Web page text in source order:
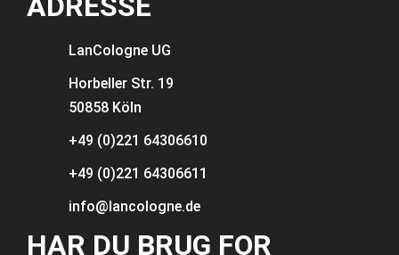
LanCologne UG
Horbeller Str. 19
50858 Köln
+49 (0)221 64306610
+49 (0)221 64306611
info@lancologne.de
HAR DU BRUG FOR